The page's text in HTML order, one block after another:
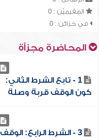
المقيميّن : 0
في خزائن : 0
المحاضرة مجزأة
1 - تابع الشرط الثاني:
كون الوقف قربة وصلة
3 - الشرط الرابع: الوقف